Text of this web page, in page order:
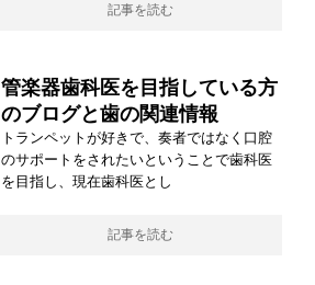
記事を読む
管楽器歯科医を目指している方
のブログと歯の関連情報
トランペットが好きで、奏者ではなく口腔
のサポートをされたいということで歯科医
を目指し、現在歯科医とし
記事を読む